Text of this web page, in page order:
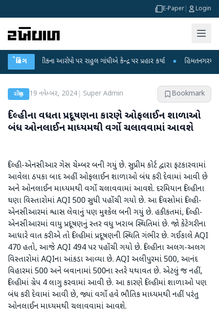
E-Paper Login
બ્રેકિંગ
લીકના આરોપો પર રાહુલ ગાંધીએ કેન્દ્ર પર પ્રહાર કર્યા ● હિંમતનગરમાં રહસ્યમય
રાષ્ટ્રીય 19 નવેમ્બર, 2024| Super Admin Bookmark
દિલ્હીના વધતા પ્રદૂષણના કારણે ઓફલાઈન શાળાઓ
બંધ ઓનલાઈન માધ્યમથી વર્ગો ચલાવવામાં આવશે
દિલ્હી-એનસીઆર ગેસ ચેમ્બર બની ગયું છે. સુપ્રીમ કોર્ટ દ્વારા ફટકારવામાં
આવેલા ઠપકા બાદ અહીં ઓફલાઈન શાળાઓ બંધ કરી દેવામાં આવી છે
અને ઓનલાઈન માધ્યમથી વર્ગો ચલાવવામાં આવશે. દરમિયાન દિલ્હીના
ઘણા વિસ્તારોમાં AQI 500 સુધી પહોંચી ગયો છે. આ દિવસોમાં દિલ્હી-
એનસીઆરમાં શ્વાસ લેવાનું પણ મુશ્કેલ બની ગયું છે. હકીકતમાં, દિલ્હી-
એનસીઆરમાં વાયુ પ્રદૂષણનું સ્તર વધુ ખરાબ સ્થિતિમાં છે. જો કેટેગરીના
આધારે વાત કરીએ તો દિલ્હીમાં પ્રદૂષણની સ્થિતિ ગંભીર છે. ગઈકાલે AQI
470 હતો, આજે AQI 494 પર પહોંચી ગયો છે. દિલ્હીના અલગ-અલગ
વિસ્તારોમાં AQIના આંકડા આવ્યા છે. AQI અલીપુરમાં 500, આનંદ
વિહારમાં 500 અને બવાનામાં 500ના સ્તરે યથાવત છે. એટલું જ નહીં,
દિલ્હીમાં ગ્રેપ 4 લાગુ કરવામાં આવી છે. આ કારણે દિલ્હીમાં શાળાઓ પણ
બંધ કરી દેવામાં આવી છે, જ્યાં વર્ગો હવે ભૌતિક માધ્યમથી નહીં પરંતુ
ઓનલાઈન માધ્યમથી ચલાવવામાં આવશે.